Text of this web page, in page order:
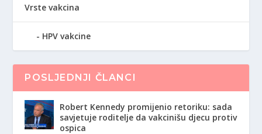
Vrste vakcina
HPV vakcine
POSLJEDNJI ČLANCI
Robert Kennedy promijenio retoriku: sada
savjetuje roditelje da vakcinišu djecu protiv
ospica